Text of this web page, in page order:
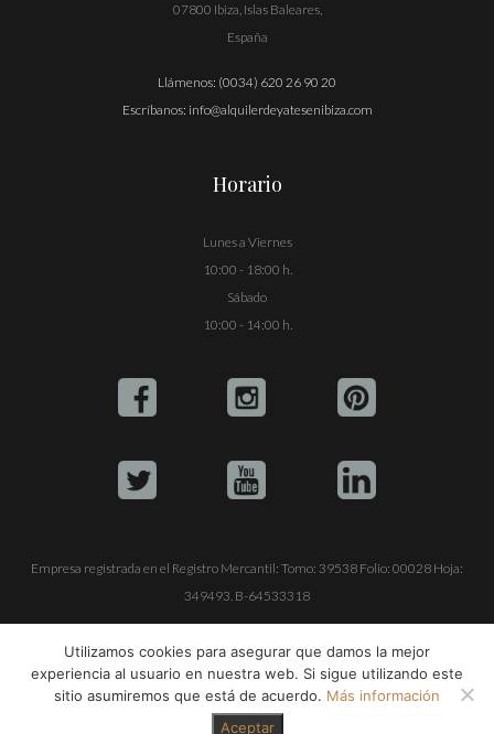
07800 Ibiza, Islas Baleares,
España
Llámenos: (0034) 620 26 90 20
Escríbanos: info@alquilerdeyatesenibiza.com
Horario
Lunes a Viernes
10:00 - 18:00 h.
Sábado
10:00 - 14:00 h.
Empresa registrada en el Registro Mercantil: Tomo: 39538 Folio: 00028 Hoja:
349493. B-64533318
ALQUILER DE YATES EN IBIZA S.L.
Utilizamos cookies para asegurar que damos la mejor
experiencia al usuario en nuestra web. Si sigue utilizando este
sitio asumiremos que está de acuerdo. Más información
Aceptar